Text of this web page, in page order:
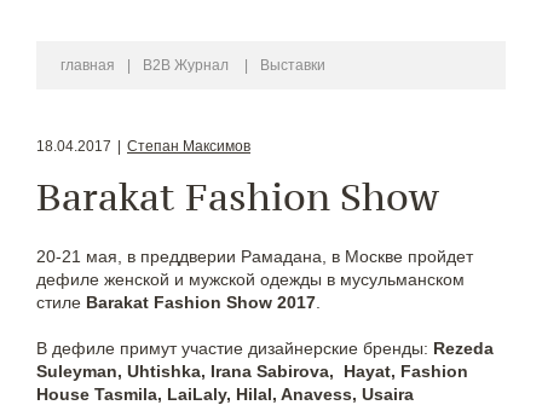
главная B2B Журнал Выставки
18.04.2017 Степан Максимов
Barakat Fashion Show
20-21 мая, в преддверии Рамадана, в Москве пройдет
дефиле женской и мужской одежды в мусульманском
стиле Barakat Fashion Show 2017
В дефиле примут участие дизайнерские бренды: Rezeda
Suleyman, Uhtishka, Irana Sabirova, Hayat, Fashion
House Tasmila, LaiLaly, Hilal, Anavess, Usaira